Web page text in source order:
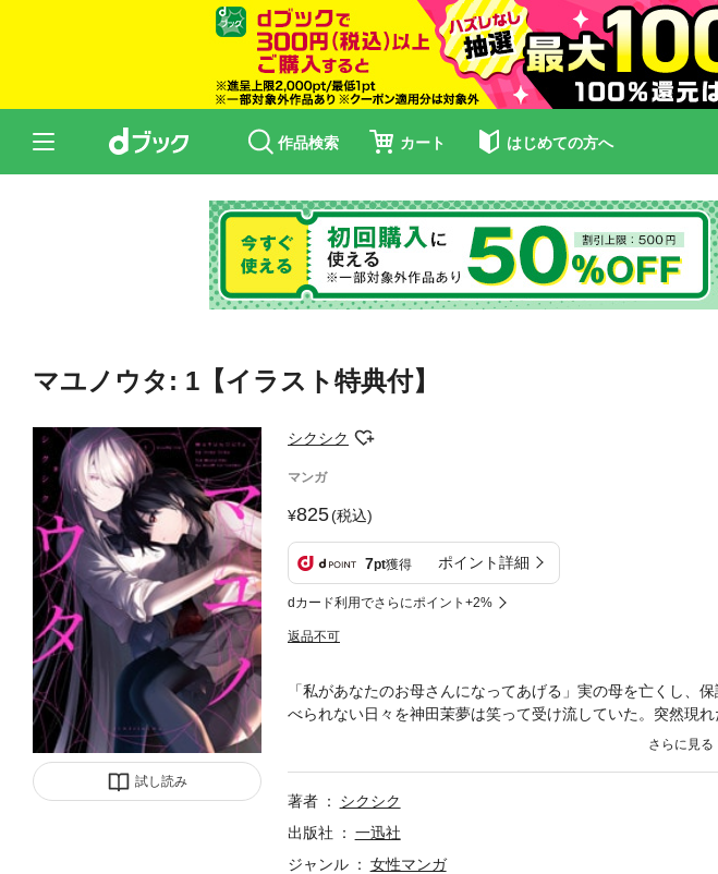
作品検索 カート はじめての方へ
マユノウタ: 1【イラスト特典付】
試し読み
シクシク
マンガ
825(税込)
7pt獲得 ポイント詳細
dカード利用でさらにポイント+2%
返品不可
「私があなたのお母さんになってあげる」実の母を亡くし、
べられない日々を神田茉夢は笑って受け流していた。突然現
に振る舞う彼女は、茉夢にとって一筋の光明なのか。それと
著者
シクシク
出版社
一迅社
ジャンル
女性マンガ